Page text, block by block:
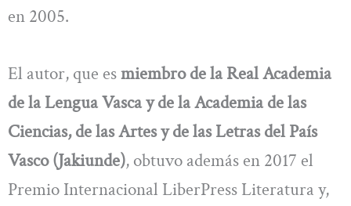
en 2005.
El autor, que esmiembro de la Real Academia
de la Lengua Vasca y de la Academia de las
Ciencias, de las Artes y de las Letras del País
Vasco (Jakiunde), obtuvo además en 2017 el
Premio Internacional LiberPress Literatura y,